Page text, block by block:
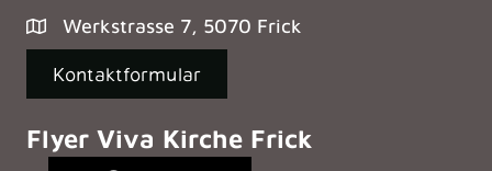
Werkstrasse 7, 5070 Frick
Kontaktformular
Flyer Viva Kirche Frick